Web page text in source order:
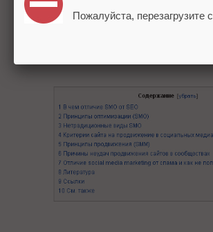
на странице и быстро найти
Пожалуйста, перезагрузите